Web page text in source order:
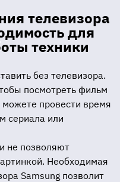
телевизора
для
техники
без телевизора.
посмотреть фильм
провести время
сериала или
не позволяют
Необходимая
Samsung позволит